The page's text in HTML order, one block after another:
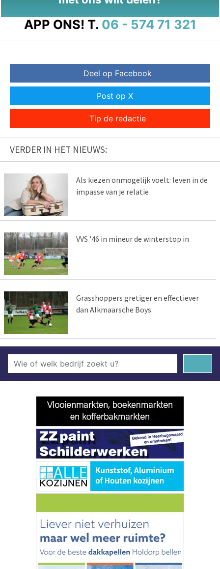
APP ONS! T. 06 - 574 71 321
Deel op Facebook
Post op X
Tip de redactie
VERDER IN HET NIEUWS:
Als kiezen onmogelijk voelt: leven in de
impasse van je relatie
VVS '46 in mineur de winterstop in
Grasshoppers gretiger en effectiever
dan Alkmaarsche Boys